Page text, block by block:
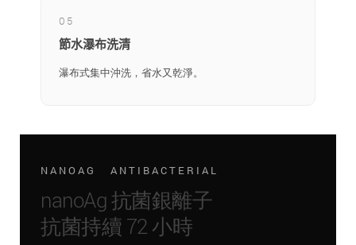
05
節水瀑布洗清
瀑布式集中沖洗，省水又乾淨。
NANOAG ANTIBACTERIAL
nanoAg 抗菌銀離子
抗菌持續 72 小時